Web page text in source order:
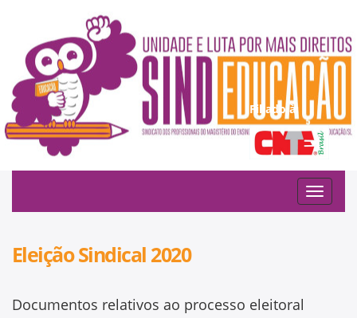
Filiado à:
Toggle
Eleição Sindical 2020
Documentos relativos ao processo eleitoral